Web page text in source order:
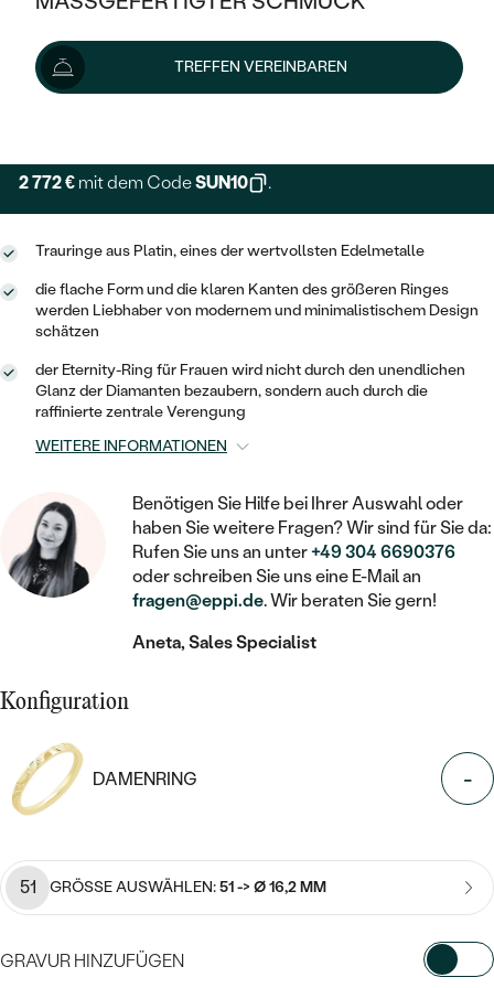
KLASSISCH
MEMOIRE
V-FORM
VINTAGE
AUSSERGEWÖHNLICHE
GEHÄMMERTE
VON HAND GRAVIERTE
MIT FÜLLUNG
IM SET
MIT MEHREREN DIAMANTEN
HALO
VINTAGE
IM SET
AUSSERGEWÖHNLICH
GESTALTE EINEN RING
WÄHLE EINEN RING
LAB GROWN DIAMANTEN ZUM
EINFASSEN
FARBIGE DIAMANTEN ZUM EINFASSEN
MIT LAB GROWN DIAMANT
MIT FARBIGEN DIAMANTEN
AUSVERKAUF
WENN SCHMUCK HILFT
NACH TYP
OHRRINGE
RINGE
ANHÄNGER / KETTEN
ARMBÄNDER
SCHMUCKSET
SCHMUCK FÜR KINDER
BROSCHEN
SCHMUCKZUBEHÖR
NACH MATERIAL
GOLD
SILBER
PLATIN
PLATIN
OHRSTECKER
CREOLEN
MINIMALISTISCHE
SOLITÄR
HERZ
KINDER
PIERCINGS
PERLENOHRRINGE
NACH PREIS
PREISWERTE
LUXURIÖSE
GOLD
SILBER
NACH STYL
SOLITÄR
ZUR GEBURT EINES KINDES
PERSONALISIERT
MIT STERNZEICHEN
MEDAILLON
KETTEN
HERZKETTEN
MIT TIEREN
NACH EDELSTEIN
MIT DIAMANT
MIT EDELSTEIN
PERLENKETTEN
AUSVERKAUF
GOLD
SILBER
NACH STYL
MEMOIRE
MINIMALISTISCHE
STATEMENT
SIEGELRINGE
PERSONALISIERT
MIT DIAMANT
MIT EDELSTEIN
NACH PREIS
PREISWERTE
TREFFEN VEREINBAREN
Lieferoptionen
2 772 € mit dem CodeSUN10 .
Trauringe aus Platin, eines der wertvollsten Edelmetalle
die flache Form und die klaren Kanten des größeren Ringes
werden Liebhaber von modernem und minimalistischem Design
schätzen
der Eternity-Ring für Frauen wird nicht durch den unendlichen
Glanz der Diamanten bezaubern, sondern auch durch die
raffinierte zentrale Verengung
WEITERE INFORMATIONEN
Benötigen Sie Hilfe bei Ihrer Auswahl oder
haben Sie weitere Fragen? Wir sind für Sie da:
Rufen Sie uns an unter+49 304 6690376
oder schreiben Sie uns eine E-Mail an
fragen@eppi.de. Wir beraten Sie gern!
Aneta, Sales Specialist
Konfiguration
DAMENRING -
51 GRÖSSE AUSWÄHLEN:51 -> Ø 16,2 MM
GRAVUR HINZUFÜGEN